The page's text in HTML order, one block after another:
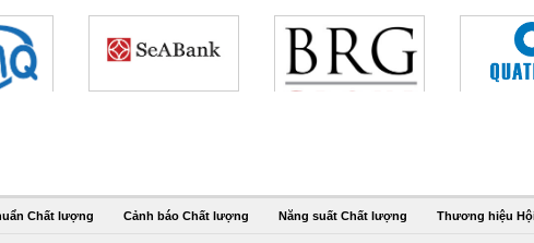
Chất lượng Cảnh báo Chất lượng Năng suất Chất lượng Thương hiệu